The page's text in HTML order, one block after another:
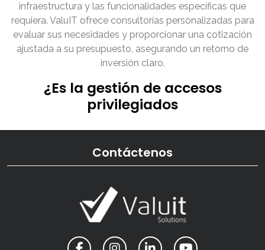
infraestructura y las funcionalidades específicas que
requiera. ValuIT ofrece consultorías personalizadas para
evaluar sus necesidades y proporcionar una cotización
ajustada a su presupuesto, asegurando un retorno de
inversión claro.
¿Es la gestión de accesos
privilegiados
Contáctenos